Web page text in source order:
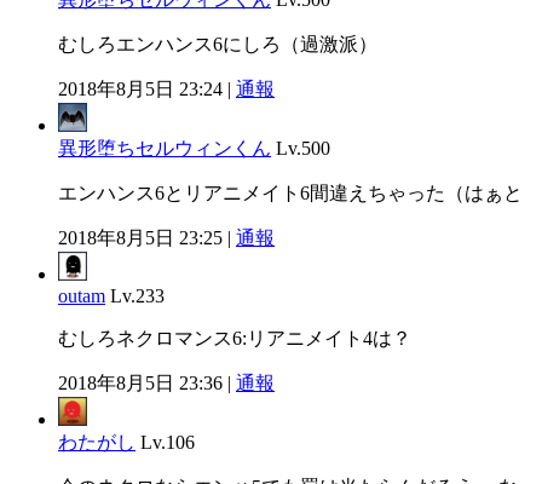
むしろエンハンス6にしろ（過激派）
2018年8月5日 23:24 | 通報
異形堕ちセルウィンくん Lv.500
エンハンス6とリアニメイト6間違えちゃった（はぁと
2018年8月5日 23:25 | 通報
outam Lv.233
むしろネクロマンス6:リアニメイト4は？
2018年8月5日 23:36 | 通報
わたがし Lv.106